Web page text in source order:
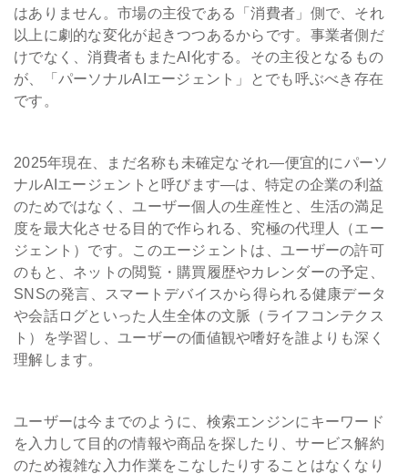
はありません。市場の主役である「消費者」側で、それ
以上に劇的な変化が起きつつあるからです。事業者側だ
けでなく、消費者もまたAI化する。その主役となるもの
が、「パーソナルAIエージェント」とでも呼ぶべき存在
です。
2025年現在、まだ名称も未確定なそれ―便宜的にパーソ
ナルAIエージェントと呼びます―は、特定の企業の利益
のためではなく、ユーザー個人の生産性と、生活の満足
度を最大化させる目的で作られる、究極の代理人（エー
ジェント）です。このエージェントは、ユーザーの許可
のもと、ネットの閲覧・購買履歴やカレンダーの予定、
SNSの発言、スマートデバイスから得られる健康データ
や会話ログといった人生全体の文脈（ライフコンテクス
ト）を学習し、ユーザーの価値観や嗜好を誰よりも深く
理解します。
ユーザーは今までのように、検索エンジンにキーワード
を入力して目的の情報や商品を探したり、サービス解約
のため複雑な入力作業をこなしたりすることはなくなり